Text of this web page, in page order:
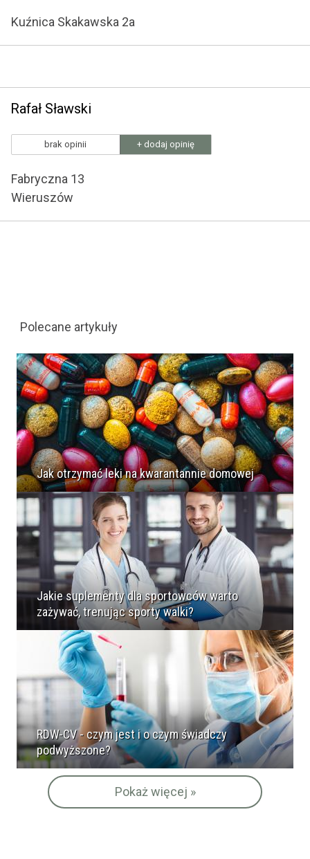
Kuźnica Skakawska 2a
Rafał Sławski
brak opinii + dodaj opinię
Fabryczna 13
Wieruszów
Polecane artykuły
Jak otrzymać leki na kwarantannie domowej
Jakie suplementy dla sportowców warto
zażywać, trenując sporty walki?
RDW-CV - czym jest i o czym świadczy
podwyższone?
Pokaż więcej »